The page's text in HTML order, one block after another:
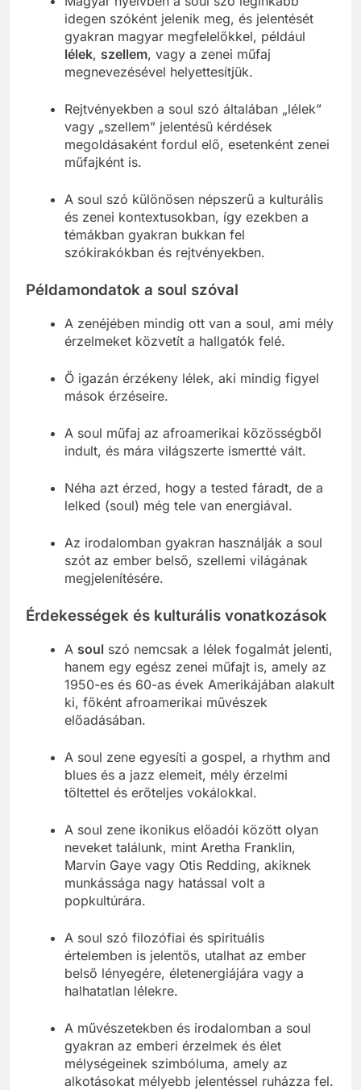
idegen szóként jelenik meg, és jelentését
gyakran magyar megfelelőkkel, például
lélek, szellem, vagy a zenei műfaj
megnevezésével helyettesítjük.
Rejtvényekben a soul szó általában „lélek”
vagy „szellem” jelentésű kérdések
megoldásaként fordul elő, esetenként zenei
műfajként is.
A soul szó különösen népszerű a kulturális
és zenei kontextusokban, így ezekben a
témákban gyakran bukkan fel
szókirakókban és rejtvényekben.
Példamondatok a soul szóval
A zenéjében mindig ott van a soul, ami mély
érzelmeket közvetít a hallgatók felé.
Ő igazán érzékeny lélek, aki mindig figyel
mások érzéseire.
A soul műfaj az afroamerikai közösségből
indult, és mára világszerte ismertté vált.
Néha azt érzed, hogy a tested fáradt, de a
lelked (soul) még tele van energiával.
Az irodalomban gyakran használják a soul
szót az ember belső, szellemi világának
megjelenítésére.
Érdekességek és kulturális vonatkozások
A soul szó nemcsak a lélek fogalmát jelenti,
hanem egy egész zenei műfajt is, amely az
1950-es és 60-as évek Amerikájában alakult
ki, főként afroamerikai művészek
előadásában.
A soul zene egyesíti a gospel, a rhythm and
blues és a jazz elemeit, mély érzelmi
töltettel és erőteljes vokálokkal.
A soul zene ikonikus előadói között olyan
neveket találunk, mint Aretha Franklin,
Marvin Gaye vagy Otis Redding, akiknek
munkássága nagy hatással volt a
popkultúrára.
A soul szó filozófiai és spirituális
értelemben is jelentős, utalhat az ember
belső lényegére, életenergiájára vagy a
halhatatlan lélekre.
A művészetekben és irodalomban a soul
gyakran az emberi érzelmek és élet
mélységeinek szimbóluma, amely az
alkotásokat mélyebb jelentéssel ruházza fel.